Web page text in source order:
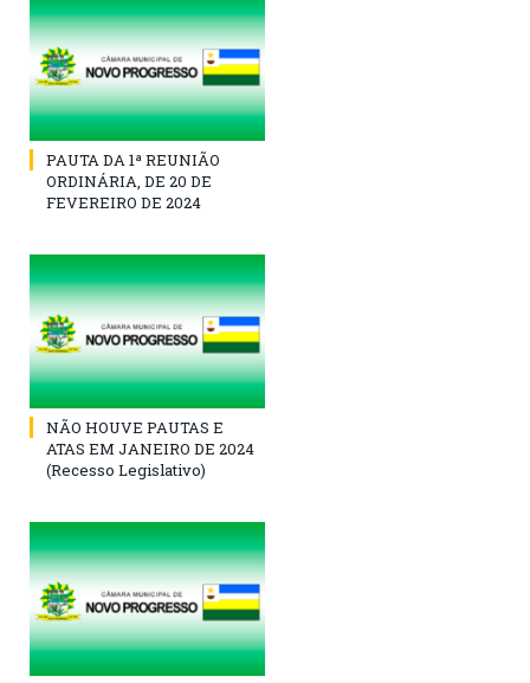
PAUTA DA 1ª REUNIÃO
ORDINÁRIA, DE 20 DE
FEVEREIRO DE 2024
NÃO HOUVE PAUTAS E
ATAS EM JANEIRO DE 2024
(Recesso Legislativo)